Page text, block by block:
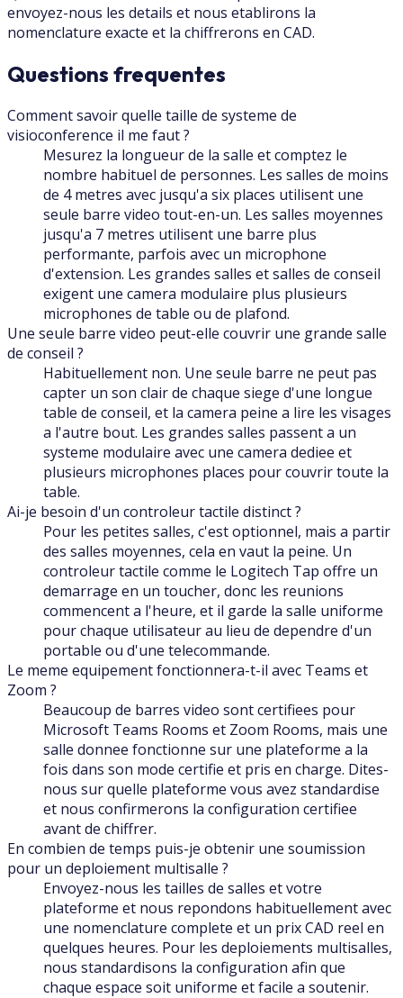
envoyez-nous les details et nous etablirons la
nomenclature exacte et la chiffrerons en CAD.
Questions frequentes
Comment savoir quelle taille de systeme de
visioconference il me faut ?
Mesurez la longueur de la salle et comptez le
nombre habituel de personnes. Les salles de moins
de 4 metres avec jusqu'a six places utilisent une
seule barre video tout-en-un. Les salles moyennes
jusqu'a 7 metres utilisent une barre plus
performante, parfois avec un microphone
d'extension. Les grandes salles et salles de conseil
exigent une camera modulaire plus plusieurs
microphones de table ou de plafond.
Une seule barre video peut-elle couvrir une grande salle
de conseil ?
Habituellement non. Une seule barre ne peut pas
capter un son clair de chaque siege d'une longue
table de conseil, et la camera peine a lire les visages
a l'autre bout. Les grandes salles passent a un
systeme modulaire avec une camera dediee et
plusieurs microphones places pour couvrir toute la
table.
Ai-je besoin d'un controleur tactile distinct ?
Pour les petites salles, c'est optionnel, mais a partir
des salles moyennes, cela en vaut la peine. Un
controleur tactile comme le Logitech Tap offre un
demarrage en un toucher, donc les reunions
commencent a l'heure, et il garde la salle uniforme
pour chaque utilisateur au lieu de dependre d'un
portable ou d'une telecommande.
Le meme equipement fonctionnera-t-il avec Teams et
Zoom ?
Beaucoup de barres video sont certifiees pour
Microsoft Teams Rooms et Zoom Rooms, mais une
salle donnee fonctionne sur une plateforme a la
fois dans son mode certifie et pris en charge. Dites-
nous sur quelle plateforme vous avez standardise
et nous confirmerons la configuration certifiee
avant de chiffrer.
En combien de temps puis-je obtenir une soumission
pour un deploiement multisalle ?
Envoyez-nous les tailles de salles et votre
plateforme et nous repondons habituellement avec
une nomenclature complete et un prix CAD reel en
quelques heures. Pour les deploiements multisalles,
nous standardisons la configuration afin que
chaque espace soit uniforme et facile a soutenir.